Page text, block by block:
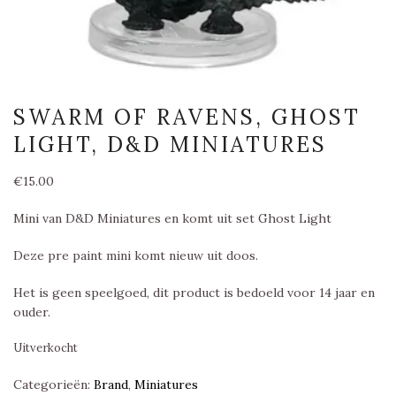
SWARM OF RAVENS, GHOST
LIGHT, D&D MINIATURES
€15.00
Mini van D&D Miniatures en komt uit set Ghost Light
Deze pre paint mini komt nieuw uit doos.
Het is geen speelgoed, dit product is bedoeld voor 14 jaar en
ouder.
Uitverkocht
Categorieën: Brand, Miniatures